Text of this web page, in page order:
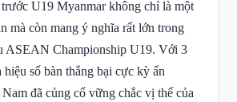
U19 Myanmar không chỉ là một
mà còn mang ý nghĩa rất lớn trong
ASEAN Championship U19. Với 3
số bàn thắng bại cực kỳ ấn
đã củng cố vững chắc vị thế của